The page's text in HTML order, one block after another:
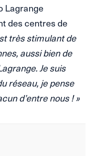
Lagrange
des centres de
très stimulant de
aussi bien de
Je suis
réseau, je pense
d’entre nous ! »